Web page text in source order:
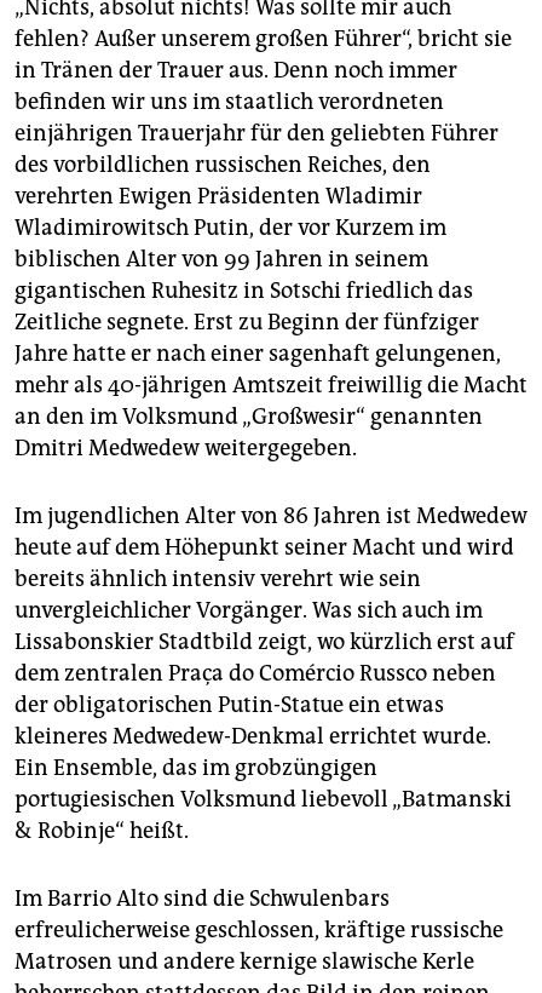
„Nichts, absolut nichts! Was sollte mir auch
fehlen? Außer unserem großen Führer“, bricht sie
in Tränen der Trauer aus. Denn noch immer
befinden wir uns im staatlich verordneten
einjährigen Trauerjahr für den geliebten Führer
des vorbildlichen russischen Reiches, den
verehrten Ewigen Präsidenten Wladimir
Wladimirowitsch Putin, der vor Kurzem im
biblischen Alter von 99 Jahren in seinem
gigantischen Ruhesitz in Sotschi friedlich das
Zeitliche segnete. Erst zu Beginn der fünfziger
Jahre hatte er nach einer sagenhaft gelungenen,
mehr als 40-jährigen Amtszeit freiwillig die Macht
an den im Volksmund „Großwesir“ genannten
Dmitri Medwedew weitergegeben.
Im jugendlichen Alter von 86 Jahren ist Medwedew
heute auf dem Höhepunkt seiner Macht und wird
bereits ähnlich intensiv verehrt wie sein
unvergleichlicher Vorgänger. Was sich auch im
Lissabonskier Stadtbild zeigt, wo kürzlich erst auf
dem zentralen Praça do Comércio Russco neben
der obligatorischen Putin-Statue ein etwas
kleineres Medwedew-Denkmal errichtet wurde.
Ein Ensemble, das im grobzüngigen
portugiesischen Volksmund liebevoll „Batmanski
& Robinje“ heißt.
Im Barrio Alto sind die Schwulenbars
erfreulicherweise geschlossen, kräftige russische
Matrosen und andere kernige slawische Kerle